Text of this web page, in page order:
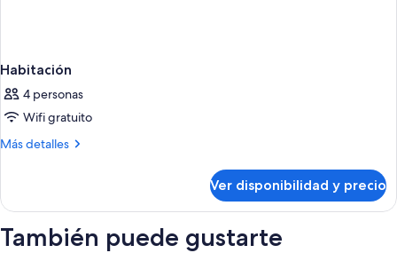
Habitación
4 personas
Wifi gratuito
Más detalles
Más
Ver disponibilidad y precio
También puede gustarte